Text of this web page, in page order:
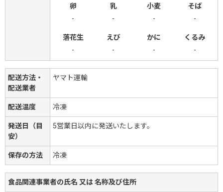
卵
乳 小麦
そば
-
- - -
落花生 えび かに
くるみ
-
- - -
配送方法・
配送業者
ヤマト運輸
配送温度 冷凍
発送日（目
安）
5営業日以内に発送いたします。
保存の方法 冷凍
食品関連事業者の氏名 又は 名称及び住所